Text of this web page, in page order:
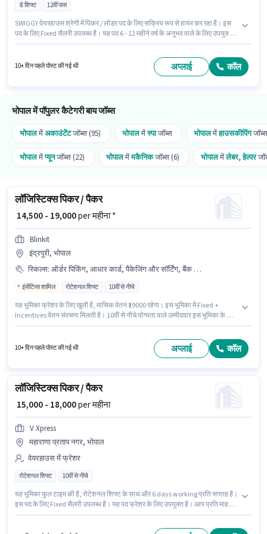
डे शिफ्ट 12वीं पास
SWIGGY वेयरहाउस श्रेणी में पिकर / लोडर पद के लिए सक्रिय रूप से हायर कर रहा है। इस
पद के लिए Fixed सैलरी उपलब्ध है। यह पद 6 - 12 महीने वर्ष के अनुभव वाले के लिए उपयुक्त
उम्मीदवार के पास इन्वेंटरी कंट्रोल, ऑर्डर पिकिंग, ऑर्डर प्रोसेसिंग, पैकेजिंग और सॉर्टिंग,
10+ दिन पहले पोस्ट की गई थी अप्लाई कॉल
भोपाल में पॉपुलर कैटेगरी बाय जॉब्स
भोपालमेंअकाउंटेंटजॉब्स (95) भोपालमेंस्पाजॉब्स भोपालमेंहाउसकीपिंग
भोपालमेंप्यूनजॉब्स (22) भोपालमेंमकैनिकजॉब्स (6) भोपालमेंलेबर, हेल्पर
लॉजिस्टिक्स पिकर / पैकर
₹ 14,500 - 19,000per महीना *
Blinkit
इंद्रपुरी, भोपाल
स्किल्स: ऑर्डर पिकिंग, आधार कार्ड, पैकेजिंग और सॉर्टिंग, बैंक अकाउंट, इन्वेंटरी कंट्रोल, ऑर्डर प्रोसेसिंग, PAN कार्ड
इंसेंटिव्स शामिल रोटेशनल शिफ्ट 10वीं से नीचे
यह भूमिका फ्रेशर के लिए खुली है, मासिक वेतन ₹19000 रहेगा। इस भूमिका में Fixed +
Incentives वेतन संरचना मिलती है। 10वीं से नीचे योग्यता वाले उम्मीदवार इस भूमिका के लिए
इन्वेंटरी कंट्रोल, ऑर्डर पिकिंग, ऑर्डर प्रोसेसिंग, पैकेजिंग और सॉर्टिंग जैसी स्किल्स होनी
10+ दिन पहले पोस्ट की गई थी अप्लाई कॉल
लॉजिस्टिक्स पिकर / पैकर
₹ 15,000 - 18,000per महीना
V Xpress
महाराणा प्रताप नगर, भोपाल
वेयरहाउस में फ्रेशर
रोटेशनल शिफ्ट 10वीं से नीचे
यह भूमिका फुल टाइम की है, रोटेशनल शिफ्ट के साथ और 6 days working प्रति सप्ताह है।
इस पद के लिए Fixed सैलरी उपलब्ध है। यह पद फ्रेशर के लिए उपयुक्त है। आप प्रति माह